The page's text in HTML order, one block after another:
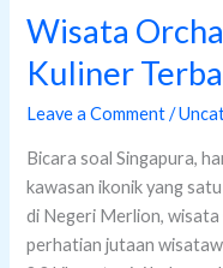
Wisata
Kuliner
Leave a Comment /
Bicara soal Singapura,
kawasan ikonik yang
di Negeri Merlion, wisata
perhatian jutaan